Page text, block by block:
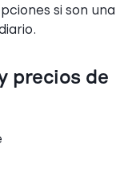
si son una
precios de